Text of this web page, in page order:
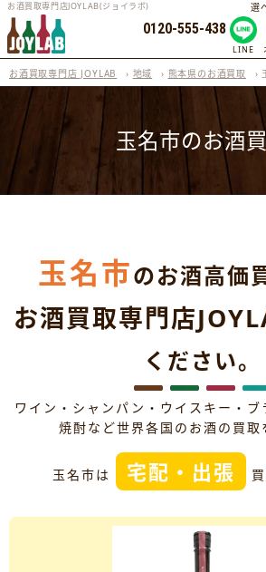
お酒買取専門店JOYLAB(ジョイラボ)
0120-555-438
選
LINE
お酒買取専門店 JOYLAB › 地域 › 熊本県のお酒買取 ›
玉名市のお酒
玉名市のお酒高価
お酒買取専門店
ください。
ワイン・シャンパン・ウイスキー・ブ
焼酎など世界各国のお酒の買取
玉名市は 宅配・出張